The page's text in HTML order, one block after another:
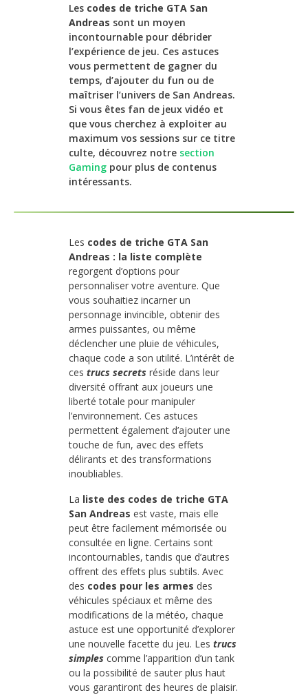
Les codes de triche GTA San
Andreas sont un moyen
incontournable pour débrider
l’expérience de jeu. Ces astuces
vous permettent de gagner du
temps, d’ajouter du fun ou de
maîtriser l’univers de San Andreas.
Si vous êtes fan de jeux vidéo et
que vous cherchez à exploiter au
maximum vos sessions sur ce titre
culte, découvrez notre section
Gaming pour plus de contenus
intéressants.
Les codes de triche GTA San
Andreas : la liste complète
regorgent d’options pour
personnaliser votre aventure. Que
vous souhaitiez incarner un
personnage invincible, obtenir des
armes puissantes, ou même
déclencher une pluie de véhicules,
chaque code a son utilité. L’intérêt de
ces trucs secrets réside dans leur
diversité offrant aux joueurs une
liberté totale pour manipuler
l’environnement. Ces astuces
permettent également d’ajouter une
touche de fun, avec des effets
délirants et des transformations
inoubliables.
La liste des codes de triche GTA
San Andreas est vaste, mais elle
peut être facilement mémorisée ou
consultée en ligne. Certains sont
incontournables, tandis que d’autres
offrent des effets plus subtils. Avec
des codes pour les armes des
véhicules spéciaux et même des
modifications de la météo, chaque
astuce est une opportunité d’explorer
une nouvelle facette du jeu. Les trucs
simples comme l’apparition d’un tank
ou la possibilité de sauter plus haut
vous garantiront des heures de plaisir.